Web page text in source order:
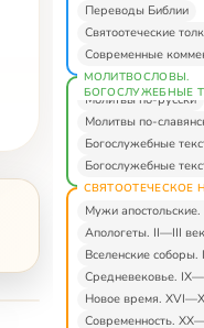
Переводы Библии
Святоотеческие
Современные
МОЛИТВОСЛОВЫ.
БОГОСЛУЖЕБНЫЕ
Молитвы по-русски
Молитвы по-
Богослужебные
Богослужебные
СВЯТООТЕЧЕСКОЕ
Мужи
Апологеты. II—III
Вселенские
Средневековье.
Новое время.
Современность.